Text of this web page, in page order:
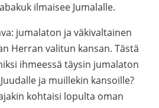
ilmaisee Jumalalle.
jumalaton ja väkivaltainen
Herran valitun kansan. Tästä
ihmeessä täysin jumalaton
ja muillekin kansoille?
kohtaisi lopulta oman